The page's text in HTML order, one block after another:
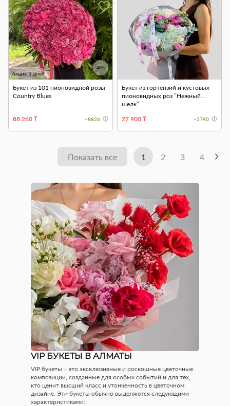
Акция 5 дней
40%
Букет из 101 пионовидной розы
Country Blues
88 260 ₸ +8826
Букет из гортензий и кустовых
пионовидных роз "Нежный
шелк"
27 900 ₸
+2790
Показать все 1 2 3 4
VIP БУКЕТЫ В АЛМАТЫ
VIP букеты – это эксклюзивные и роскошные цветочные
композиции, созданные для особых событий и для тех,
кто ценит высший класс и утонченность в цветочном
дизайне. Эти букеты обычно выделяются следующими
характеристиками: